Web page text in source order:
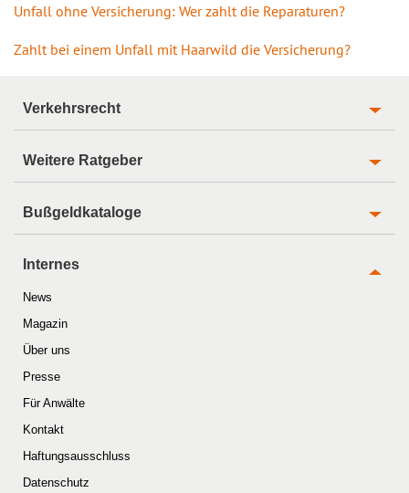
Unfall ohne Versicherung: Wer zahlt die Reparaturen?
Zahlt bei einem Unfall mit Haarwild die Versicherung?
Verkehrsrecht
Weitere Ratgeber
Bußgeldkataloge
Internes
News
Magazin
Über uns
Presse
Für Anwälte
Kontakt
Haftungsausschluss
Datenschutz